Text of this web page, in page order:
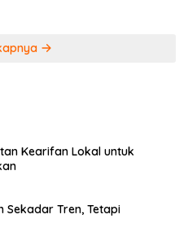
Kearifan Lokal untuk
Sekadar Tren, Tetapi